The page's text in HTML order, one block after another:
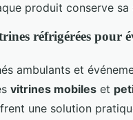
produit conserve sa
réfrigérées pour
ambulants et
vitrines mobiles et
une solution